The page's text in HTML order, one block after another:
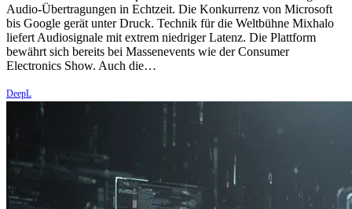
Audio-Übertragungen in Echtzeit. Die Konkurrenz von Microsoft
bis Google gerät unter Druck. Technik für die Weltbühne Mixhalo
liefert Audiosignale mit extrem niedriger Latenz. Die Plattform
bewährt sich bereits bei Massenevents wie der Consumer
Electronics Show. Auch die…
DeepL